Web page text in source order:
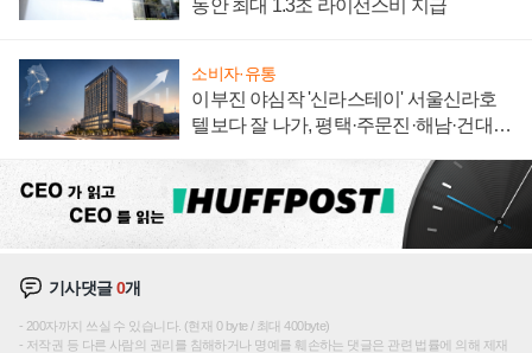
동안 최대 1.3조 라이선스비 지급
소비자·유통
이부진 야심작 '신라스테이' 서울신라호
텔보다 잘 나가, 평택·주문진·해남·건대로
기사댓글0개
200자까지 쓰실 수 있습니다. (현재 0 byte / 최대 400byte)
저작권 등 다른 사람의 권리를 침해하거나 명예를 훼손하는 댓글은 관련 법률에 의해 제재